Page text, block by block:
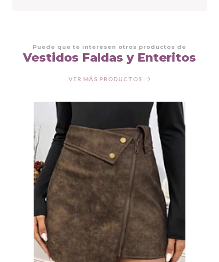
Puede que te interesen otros productos de
Vestidos Faldas y Enteritos
VER MÁS PRODUCTOS